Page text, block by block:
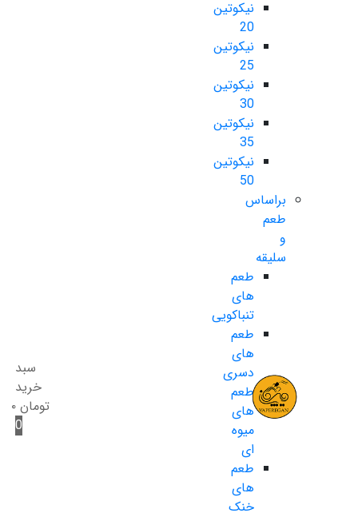
نیکوتین
20
نیکوتین
25
نیکوتین
30
نیکوتین
35
نیکوتین
50
براساس
طعم
و
سلیقه
طعم
های
تنباکویی
طعم
های
دسری
طعم
های
میوه
ای
طعم
های
خنک
سبد
خرید
تومان ۰
0